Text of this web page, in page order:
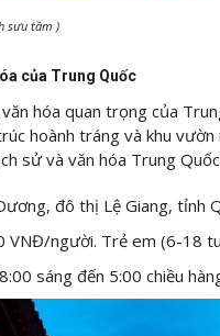
sưu tầm )
của Trung Quốc
hóa quan trọng của
hoành tráng và khu
sử và văn hóa Trung
đô thị Lệ Giang, tỉnh
VNĐ/người. Trẻ em (6-18
sáng đến 5:00 chiều